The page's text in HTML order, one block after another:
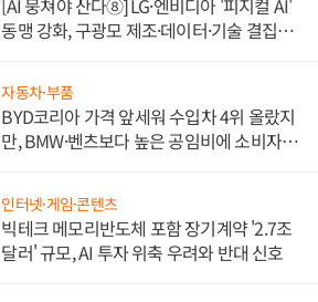
동맹 강화, 구광모 제조·데이터·기술 결집
자동차·부품
BYD코리아 가격 앞세워 수입차 4위 올랐지
만, BMW·벤츠보다 높은 공임비에 소비자
인터넷·게임·콘텐츠
빅테크 메모리반도체 포함 장기계약 '2.7조
달러' 규모, AI 투자 위축 우려와 반대 신호